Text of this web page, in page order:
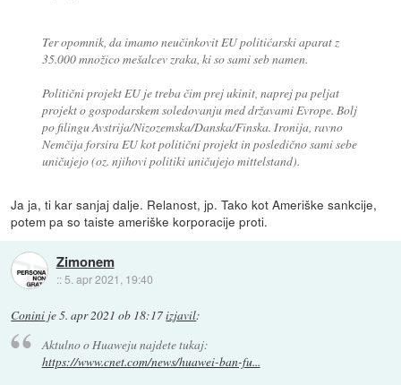
Ter opomnik, da imamo neučinkovit EU politićarski aparat z
35.000 množico mešalcev zraka, ki so sami seb namen.
Politični projekt EU je treba čim prej ukinit, naprej pa peljat
projekt o gospodarskem soledovanju med državami Evrope. Bolj
po filingu Avstrija/Nizozemska/Danska/Finska. Ironija, ravno
Nemčija forsira EU kot politični projekt in posledično sami sebe
uničujejo (oz. njihovi politiki uničujejo mittelstand).
Ja ja, ti kar sanjaj dalje. Relanost, jp. Tako kot Ameriške sankcije,
potem pa so taiste ameriške korporacije proti.
Zimonem
:: 5. apr 2021, 19:40
Conini je5. apr 2021 ob 18:17izjavil:
Aktulno o Huaweju najdete tukaj:
https://www.cnet.com/news/huawei-ban-fu...